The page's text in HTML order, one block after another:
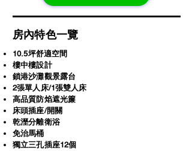
房內特色一覽
10.5坪舒適空間
樓中樓設計
​鎖港沙灘觀景露台
2張單人床/1張雙人床
高品質防焰遮光簾
床頭插座/開關
乾溼分離衛浴
​免治馬桶
獨立三孔插座12個